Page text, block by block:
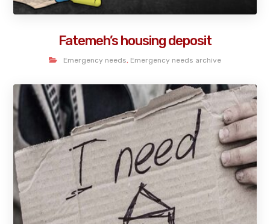
Fatemeh’s housing deposit
Emergency needs Emergency needs archive